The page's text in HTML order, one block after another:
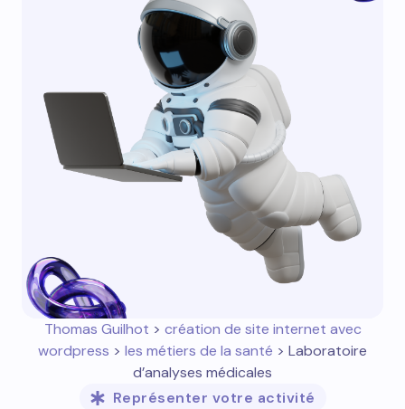
Thomas Guilhot > création de site internet avec
wordpress > les métiers de la santé > Laboratoire
d’analyses médicales
Représenter votre activité